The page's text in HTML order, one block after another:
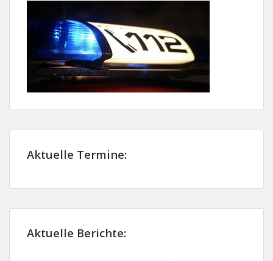
Aktuelle Termine:
Aktuelle Berichte: